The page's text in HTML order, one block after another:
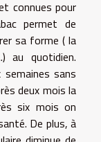
connues pour
permet de
sa forme ( la
au quotidien.
sans
deux mois la
six mois on
De plus, à